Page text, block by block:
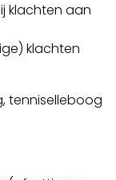
klachten aan
klachten
tenniselleboog